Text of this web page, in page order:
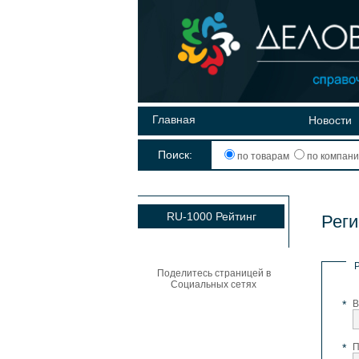
Главная Новости
Поиск: по товарам по
RU-1000 Рейтинг
Поделитесь страницей в
Социальных сетях
*
*